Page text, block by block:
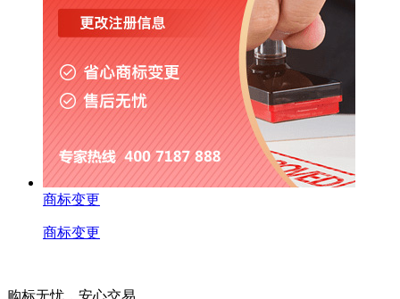
商标变更
商标变更
购标无忧，安心交易